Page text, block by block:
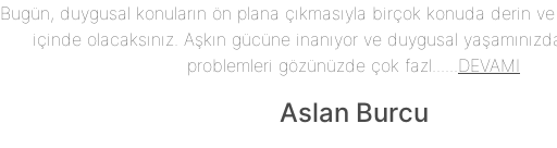
Bugün, duygusal konuların ön plana çıkmasıyla birçok konuda derin
içinde olacaksınız. Aşkın gücüne inanıyor ve duygusal yaşamınızda
problemleri gözünüzde çok fazl...... DEVAMI
Aslan Burcu